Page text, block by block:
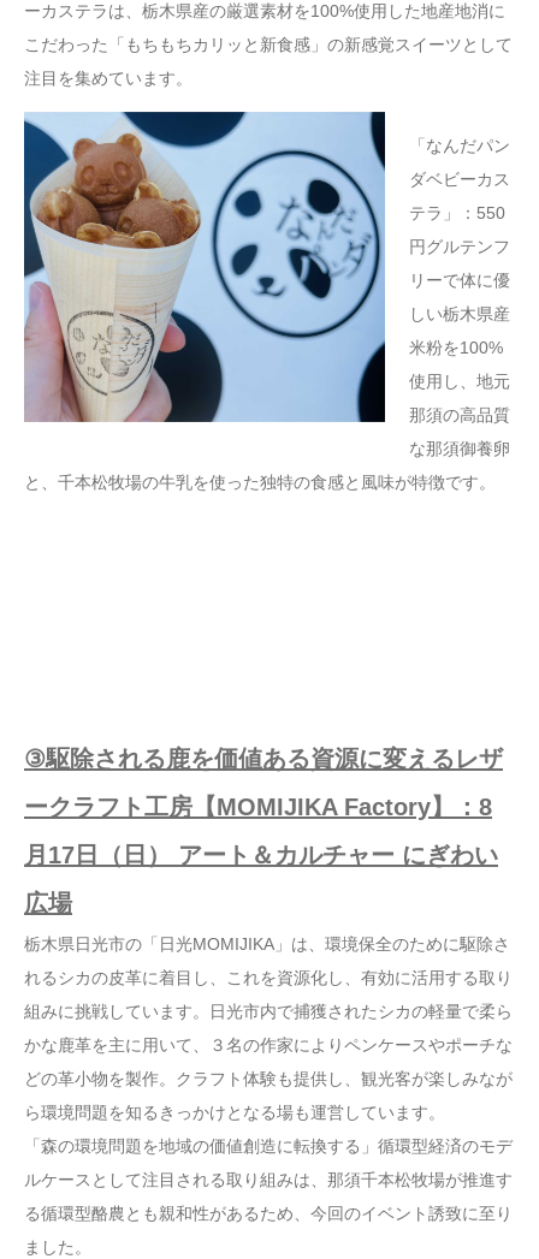
ーカステラは、栃木県産の厳選素材を100%使用した地産地消に
こだわった「もちもちカリッと新食感」の新感覚スイーツとして
注目を集めています。
「なんだパン
ダベビーカス
テラ」：550
円グルテンフ
リーで体に優
しい栃木県産
米粉を100%
使用し、地元
那須の高品質
な那須御養卵
と、千本松牧場の牛乳を使った独特の食感と風味が特徴です。
③駆除される鹿を価値ある資源に変えるレザ
ークラフト工房【MOMIJIKA Factory】：8
月17日（日） アート＆カルチャー にぎわい
広場
栃木県日光市の「日光MOMIJIKA」は、環境保全のために駆除さ
れるシカの皮革に着目し、これを資源化し、有効に活用する取り
組みに挑戦しています。日光市内で捕獲されたシカの軽量で柔ら
かな鹿革を主に用いて、３名の作家によりペンケースやポーチな
どの革小物を製作。クラフト体験も提供し、観光客が楽しみなが
ら環境問題を知るきっかけとなる場も運営しています。
「森の環境問題を地域の価値創造に転換する」循環型経済のモデ
ルケースとして注目される取り組みは、那須千本松牧場が推進す
る循環型酪農とも親和性があるため、今回のイベント誘致に至り
ました。